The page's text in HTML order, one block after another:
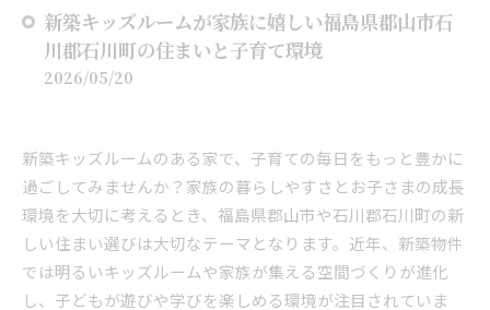
新築キッズルームが家族に嬉しい福島県郡山市石
川郡石川町の住まいと子育て環境
2026/05/20
新築キッズルームのある家で、子育ての毎日をもっと豊かに
過ごしてみませんか？家族の暮らしやすさとお子さまの成長
環境を大切に考えるとき、福島県郡山市や石川郡石川町の新
しい住まい選びは大切なテーマとなります。近年、新築物件
では明るいキッズルームや家族が集える空間づくりが進化
し、子どもが遊びや学びを楽しめる環境が注目されていま